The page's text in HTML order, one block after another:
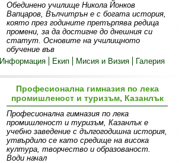
Обединено училище Никола Йонков
Вапцаров, Вълчитрън е с богата история,
която през годините претърпява редица
промени, за да достигне до днешния си
статут. Основите на училищното
обучение във
Информация
Екип Мисия и Визия Галерия
Професионална гимназия по лека
промишленост и туризъм, Казанлък
Професионална гимназия по лека
промишленост и туризъм, Казанлък е
учебно заведение с дългогодишна история,
утвърдило се като средище на висока
култура, творчество и образованост.
Води начал